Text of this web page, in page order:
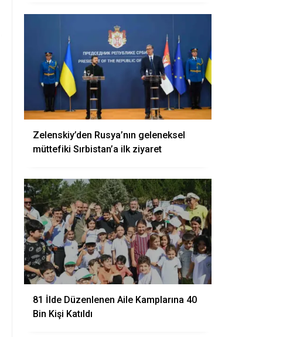
Zelenskiy’den Rusya’nın geleneksel
müttefiki Sırbistan’a ilk ziyaret
81 İlde Düzenlenen Aile Kamplarına 40
Bin Kişi Katıldı